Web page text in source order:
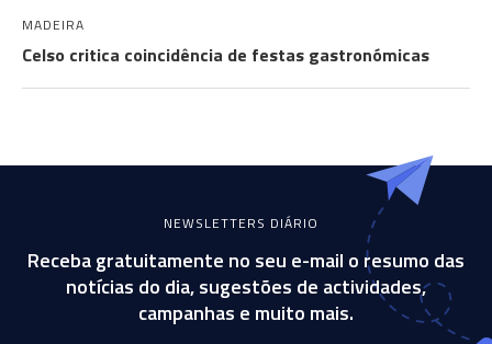
MADEIRA
Celso critica coincidência de festas gastronómicas
NEWSLETTERS DIÁRIO
Receba gratuitamente no seu e-mail o resumo das
notícias do dia, sugestões de actividades,
campanhas e muito mais.